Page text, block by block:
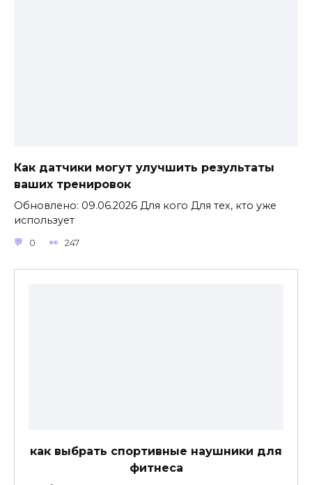
Как датчики могут улучшить результаты
ваших тренировок
Обновлено: 09.06.2026 Для кого Для тех, кто уже
использует
0 247
как выбрать спортивные наушники для
фитнеса